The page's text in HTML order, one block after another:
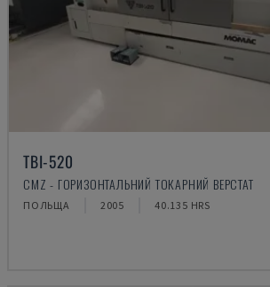
TBI-520
CMZ - ГОРИЗОНТАЛЬНИЙ ТОКАРНИЙ ВЕРСТАТ
ПОЛЬЩА 2005 40.135 HRS